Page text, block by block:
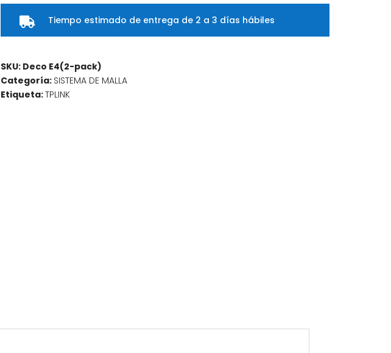
Wifi
Unidades
Blanco
cantidad
 Tiempo estimado de entrega de 2 a 3 días hábiles
SKU: Deco E4(2-pack)
Categoría: SISTEMA DE MALLA
Etiqueta:TPLINK